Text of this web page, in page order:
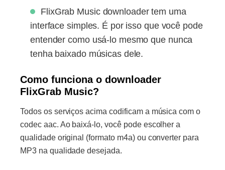
FlixGrab Music downloader tem uma
interface simples. É por isso que você pode
entender como usá-lo mesmo que nunca
tenha baixado músicas dele.
Como funciona o downloader
FlixGrab Music?
Todos os serviços acima codificam a música com o
codec aac. Ao baixá-lo, você pode escolher a
qualidade original (formato m4a) ou converter para
MP3 na qualidade desejada.